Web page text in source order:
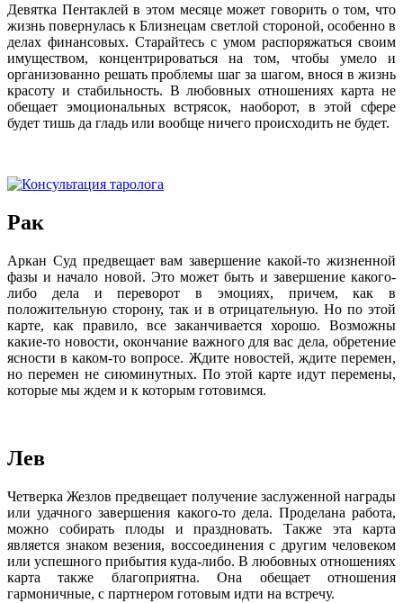
Девятка Пентаклей в этом месяце может говорить о том, что
жизнь повернулась к Близнецам светлой стороной, особенно в
делах финансовых. Старайтесь с умом распоряжаться своим
имуществом, концентрироваться на том, чтобы умело и
организованно решать проблемы шаг за шагом, внося в жизнь
красоту и стабильность. В любовных отношениях карта не
обещает эмоциональных встрясок, наоборот, в этой сфере
будет тишь да гладь или вообще ничего происходить не будет.
Рак
Аркан Суд предвещает вам завершение какой-то жизненной
фазы и начало новой. Это может быть и завершение какого-
либо дела и переворот в эмоциях, причем, как в
положительную сторону, так и в отрицательную. Но по этой
карте, как правило, все заканчивается хорошо. Возможны
какие-то новости, окончание важного для вас дела, обретение
ясности в каком-то вопросе. Ждите новостей, ждите перемен,
но перемен не сиюминутных. По этой карте идут перемены,
которые мы ждем и к которым готовимся.
Лев
Четверка Жезлов предвещает получение заслуженной награды
или удачного завершения какого-то дела. Проделана работа,
можно собирать плоды и праздновать. Также эта карта
является знаком везения, воссоединения с другим человеком
или успешного прибытия куда-либо. В любовных отношениях
карта также благоприятна. Она обещает отношения
гармоничные, с партнером готовым идти на встречу.